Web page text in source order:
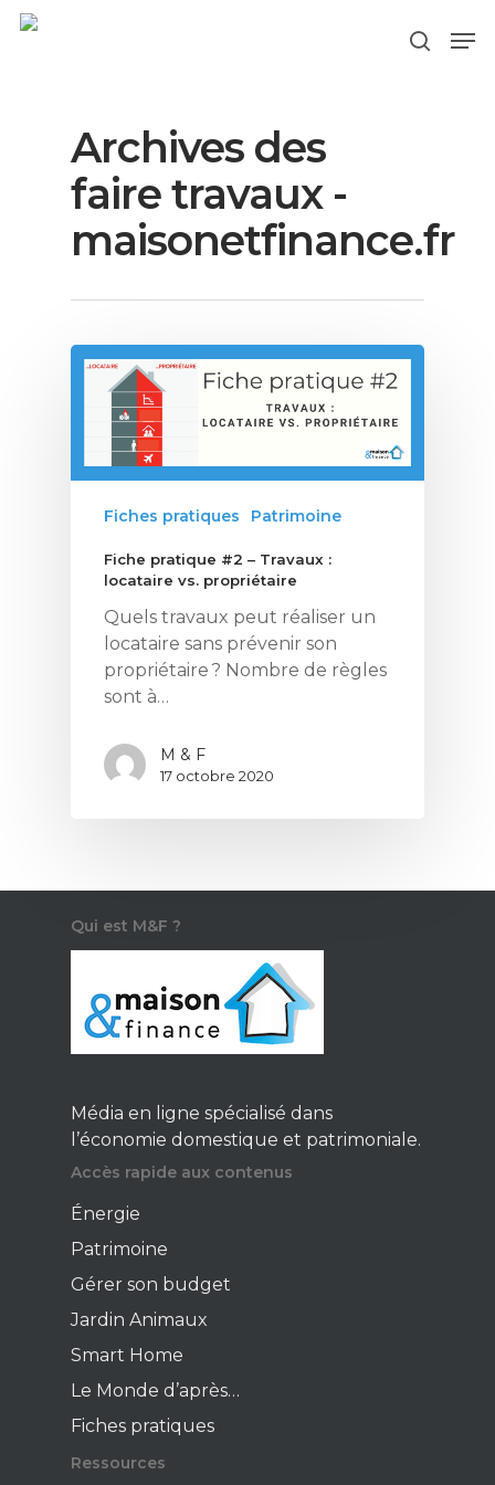
Hit enter to search or ESC to close
Archives des
faire travaux -
maisonetfinance.fr
Fiches pratiques Patrimoine
Fiche pratique #2 – Travaux :
locataire vs. propriétaire
Quels travaux peut réaliser un
locataire sans prévenir son
propriétaire ? Nombre de règles
sont à…
M & F
17 octobre 2020
Qui est M&F ?
Média en ligne spécialisé dans
l’économie domestique et patrimoniale.
Accès rapide aux contenus
Énergie
Patrimoine
Gérer son budget
Jardin Animaux
Smart Home
Le Monde d’après…
Fiches pratiques
Ressources
Ce contenu vous
Jardin Animaux
Fiches pratiques